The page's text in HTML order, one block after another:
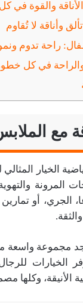
والقوة في
وأناقة لا تُقاوم
راحة تدوم
والراحة في كل
مع
الخيار
المرونة
الجري، أو
مجموعة واسعة
الخيارات
الأنيقة،